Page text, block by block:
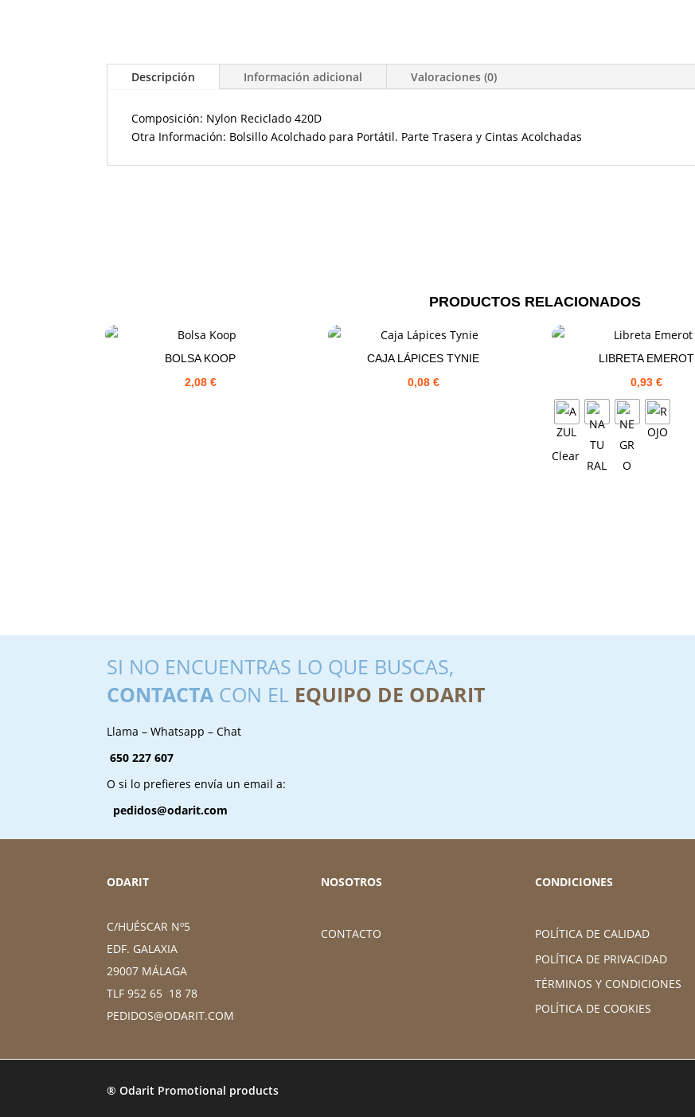
Descripción Información adicional Valoraciones (0)
Composición: Nylon Reciclado 420D
Otra Información: Bolsillo Acolchado para Portátil. Parte Trasera y Cintas Acolchadas
PRODUCTOS RELACIONADOS
BOLSA KOOP
2,08 €
CAJA LÁPICES TYNIE
0,08 €
LIBRETA EMEROT
0,93€
Clear
SI NO ENCUENTRAS LO QUE BUSCAS,
CONTACTA CON EL EQUIPO DE ODARIT
Llama – Whatsapp – Chat
650 227 607
O si lo prefieres envía un email a:
pedidos@odarit.com
ODARIT
C/HUÉSCAR Nº5
EDF. GALAXIA
29007 MÁLAGA
TLF 952 65 18 78
PEDIDOS@ODARIT.COM
NOSOTROS
CONTACTO
CONDICIONES
POLÍTICA DE CALIDAD
POLÍTICA DE PRIVACIDAD
TÉRMINOS Y CONDICIONES
POLÍTICA DE COOKIES
® Odarit Promotional products